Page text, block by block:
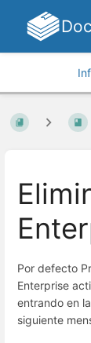
Por defecto
Enterprise
entrando en
siguiente